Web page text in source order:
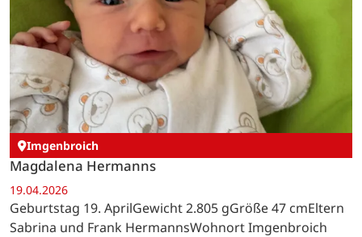
Imgenbroich
Magdalena Hermanns
19.04.2026
Geburtstag 19. AprilGewicht 2.805 gGröße 47 cmEltern
Sabrina und Frank HermannsWohnort Imgenbroich